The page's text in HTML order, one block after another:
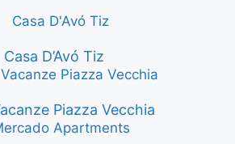
Casa D’Avó Tiz
Piazza Vecchia